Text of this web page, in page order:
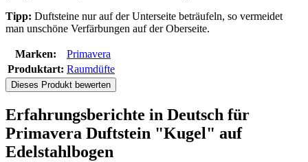
Tipp: Duftsteine nur auf der Unterseite beträufeln, so vermeidet
man unschöne Verfärbungen auf der Oberseite.
Marken:
Primavera
Produktart: Raumdüfte
Dieses Produkt bewerten
Erfahrungsberichte in Deutsch für
Primavera Duftstein "Kugel" auf
Edelstahlbogen